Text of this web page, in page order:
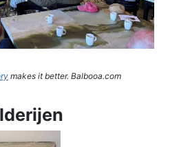
makes it better. Balbooa.com